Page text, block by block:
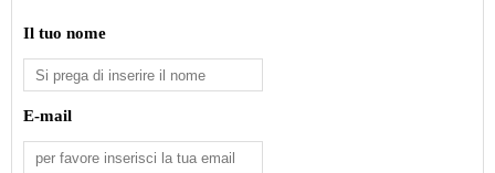
Il tuo nome
E-mail